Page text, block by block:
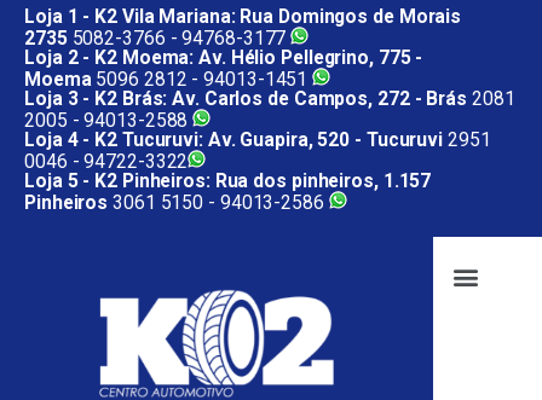
Loja 1 - K2 Vila Mariana: Rua Domingos de Morais
27355082-3766 -94768-3177
Loja 2 - K2 Moema: Av. Hélio Pellegrino, 775 -
Moema5096 2812 -94013-1451
Loja 3 - K2 Brás: Av. Carlos de Campos, 272 - Brás 2081
2005 -94013-2588
Loja 4 - K2 Tucuruvi: Av. Guapira, 520 - Tucuruvi 2951
0046 -94722-3322
Loja 5 - K2 Pinheiros: Rua dos pinheiros, 1.157
Pinheiros 3061 5150 - 94013-2586